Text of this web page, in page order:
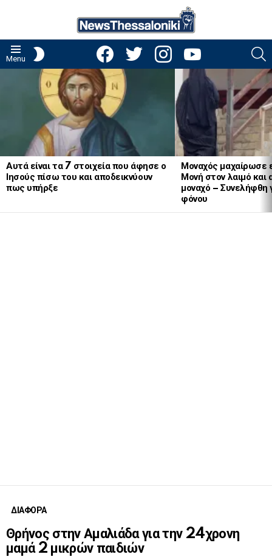
Menu
facebooktwitter instagramyoutube
Αυτά είναι τα 7 στοιχεία που άφησε ο
Ιησούς πίσω του και αποδεικνύουν
πως υπήρξε
Μοναχός μαχαίρωσε
Μονή στον λαιμό και
μοναχό – Συνελήφθη
φόνου
ΔΙΑΦΟΡΑ
Θρήνος στην Αμαλιάδα για την 24χρονη
μαμά 2 μικρών παιδιών